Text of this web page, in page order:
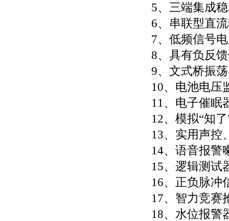
5、三端集成
6、串联型直
7、低频信号
8、具有负反
9、文式桥振
10、电池电压
11、电子催眠
12、模拟“知
13、实用声控
14、语音报警
15、逻辑测试
16、正负脉冲
17、智力竞赛
18、水位报警